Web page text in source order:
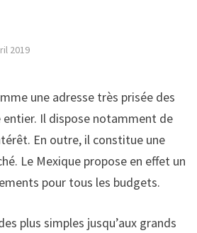
2019
une adresse très prisée des
entier. Il dispose notamment de
En outre, il constitue une
Le Mexique propose en effet un
pour tous les budgets.
plus simples jusqu’aux grands